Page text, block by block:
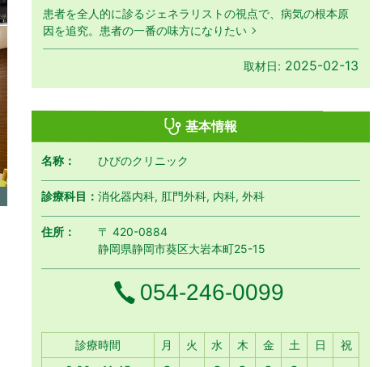
患者を全人的に診るジェネラリストの視点で、病気の根本原
因を追究。患者の一番の味方になりたい
取材日: 2025-02-13
基本情報
名称： ひびのクリニック
診療科目：消化器内科, 肛門外科, 内科, 外科
住所：
〒 420-0884
静岡県静岡市葵区大岩本町25-15
電話番号
054-246-0099
診療時間 月 月曜日
火 火曜日
水 水曜日
木木曜日
金金曜日
土土曜日
日 日曜日
祝